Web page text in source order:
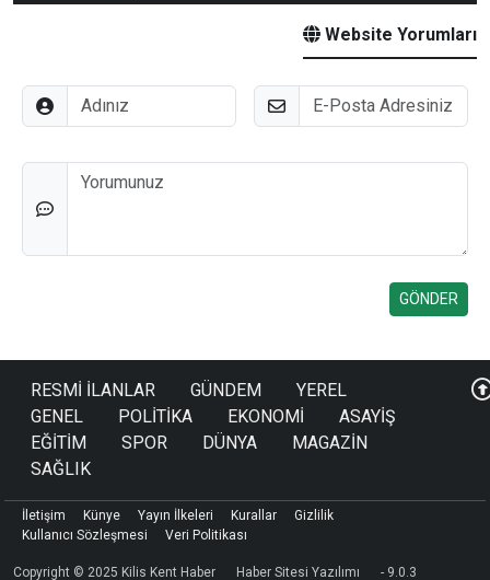
Website Yorumları
Adınız E-Posta
Düşünceleriniz
RESMİ İLANLAR GÜNDEM
YEREL
GENEL
POLİTİKA EKONOMİ
ASAYİŞ
EĞİTİM
SPOR DÜNYA
MAGAZİN
SAĞLIK
Copyright © 2025 Kilis Kent Haber Haber Sitesi Yazılımı - 9.0.3
İletişim Künye Yayın İlkeleri Kurallar
Gizlilik
Kullanıcı Sözleşmesi
Veri Politikası